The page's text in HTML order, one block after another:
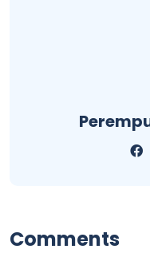
Comments